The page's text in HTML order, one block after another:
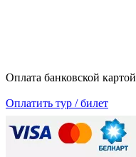
Оплата банковской картой
Оплатить тур / билет